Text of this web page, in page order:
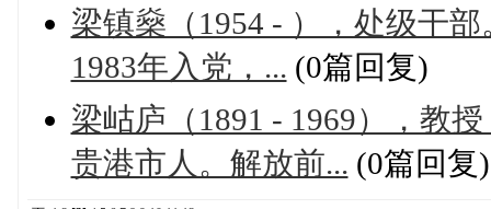
梁镇燊（1954 - ），处级干
1983年入党，... (0篇回复)
梁岵庐（1891 - 1969），教
贵港市人。解放前... (0篇回复)